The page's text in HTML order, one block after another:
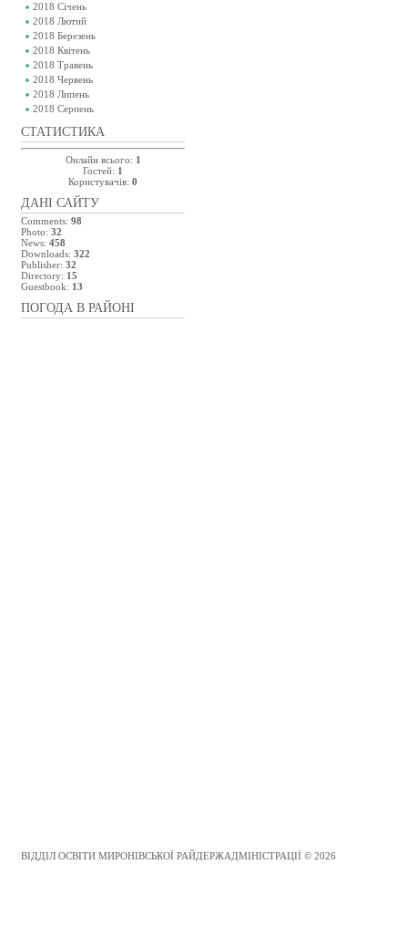
2018 Січень
2018 Лютий
2018 Березень
2018 Квітень
2018 Травень
2018 Червень
2018 Липень
2018 Серпень
СТАТИСТИКА
Онлайн всього: 1
Гостей: 1
Користувачів: 0
ДАНІ САЙТУ
Comments: 98
Photo: 32
News: 458
Downloads: 322
Publisher: 32
Directory: 15
Guestbook: 13
ПОГОДА В РАЙОНІ
ВІДДІЛ ОСВІТИ МИРОНІВСЬКОЇ РАЙДЕРЖАДМІНІСТРАЦІЇ © 2026